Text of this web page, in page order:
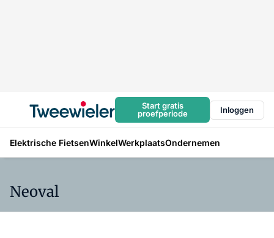
Start gratis
proefperiode
Inloggen
Elektrische FietsenWinkelWerkplaatsOndernemen
Neoval